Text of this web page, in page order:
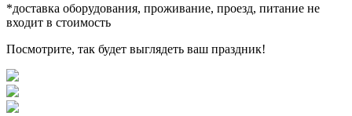
*доставка оборудования, проживание, проезд, питание не
входит в стоимость
Посмотрите, так будет выглядеть ваш праздник!